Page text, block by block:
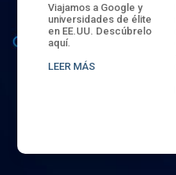
Viajamos a Google y
universidades de élite
en EE.UU. Descúbrelo
aquí.
LEER MÁS